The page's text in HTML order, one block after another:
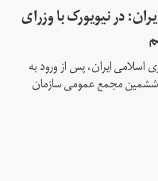
در نیویورک با وزرای
اسلامی ایران، پس از ورود به
ششمین مجمع عمومی سازمان